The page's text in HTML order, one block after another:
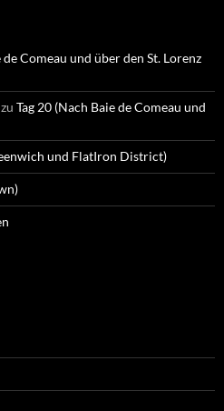
de Comeau und über den St. Lorenz
zu Tag 20 (Nach Baie de Comeau und
und FlatIron District)